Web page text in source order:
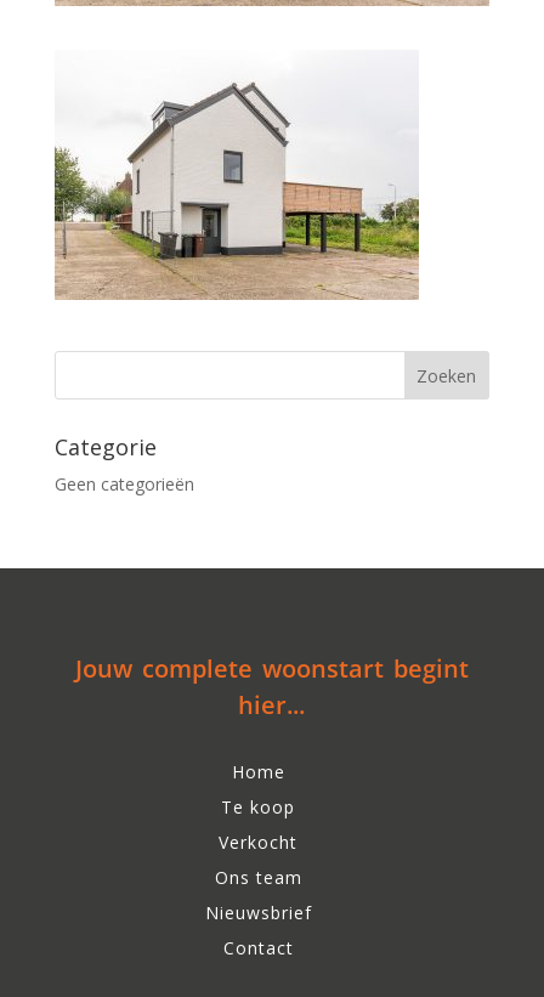
Categorie
Geen categorieën
Jouw complete woonstart begint
hier...
Home
Te koop
Verkocht
Ons team
Nieuwsbrief
Contact